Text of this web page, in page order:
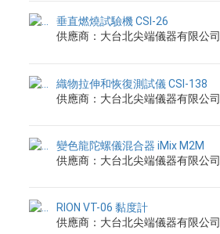
垂直燃燒試驗機 CSI-26
供應商：大台北尖端儀器有限公司
織物拉伸和恢復測試儀 CSI-138
供應商：大台北尖端儀器有限公司
變色龍陀螺儀混合器 iMix M2M
供應商：大台北尖端儀器有限公司
RION VT-06 黏度計
供應商：大台北尖端儀器有限公司